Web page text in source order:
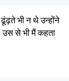
भी न थे उन्होंने
उस से भी मैं कहता